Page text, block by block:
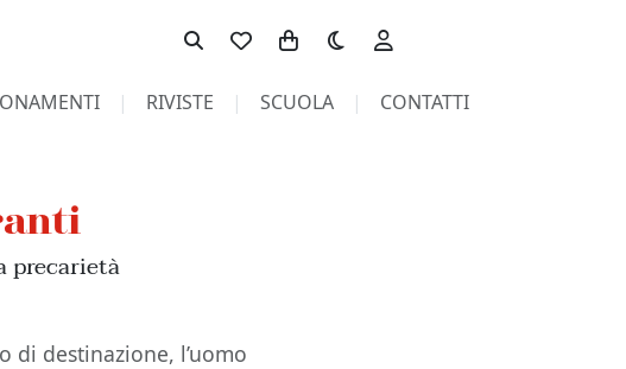
Toggle theme
RIVISTE SCUOLA CONTATTI
precarietà
di destinazione, l’uomo